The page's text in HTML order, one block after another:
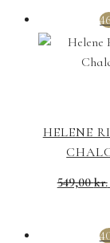
HELENE
549,00kr.